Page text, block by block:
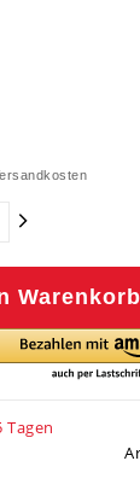
Warenkorb
Tagen